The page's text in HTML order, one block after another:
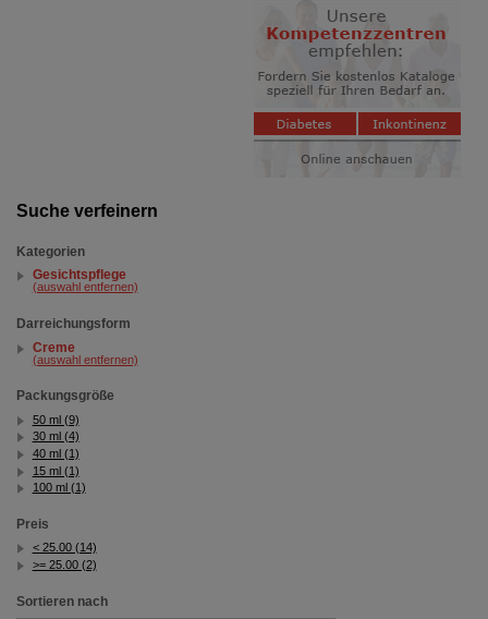
Website weiter für Sie optimieren können, den Inhalt
auf unserer Website aber auch die Werbung auf
Drittseiten möglichst relevant für Sie zu gestalten.
Bitte beachten Sie, dass Daten hierfür teilweise an
Dritte wie z.B. Google oder soziale Medien
Suche verfeinern
Kategorien
Gesichtspflege
(auswahl entfernen)
Darreichungsform
Creme
(auswahl entfernen)
Packungsgröße
50 ml (9)
30 ml (4)
40 ml (1)
15 ml (1)
100 ml (1)
Preis
< 25.00 (14)
>= 25.00 (2)
Sortieren nach